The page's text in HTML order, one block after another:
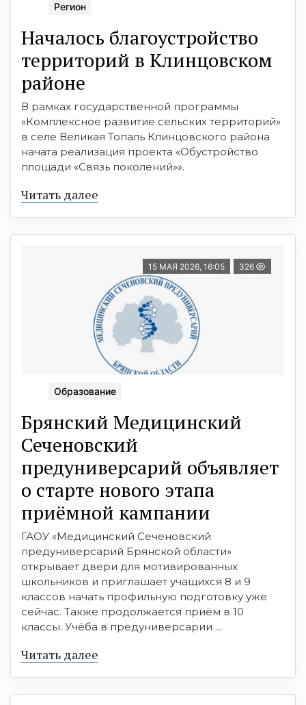
Регион
Началось благоустройство
территорий в Клинцовском
районе
В рамках государственной программы
«Комплексное развитие сельских территорий»
в селе Великая Топаль Клинцовского района
начата реализация проекта «Обустройство
площади «Связь поколений»».
Читать далее
15 МАЯ 2026, 16:05 326
Образование
Брянский Медицинский
Сеченовский
предуниверсарий объявляет
о старте нового этапа
приёмной кампании
ГАОУ «Медицинский Сеченовский
предуниверсарий Брянской области»
открывает двери для мотивированных
школьников и приглашает учащихся 8 и 9
классов начать профильную подготовку уже
сейчас. Также продолжается приём в 10
классы. Учёба в предуниверсарии ...
Читать далее